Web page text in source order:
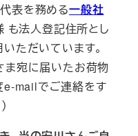
表を務める一般社
も法人登記住所とし
ただいています。
ま宛に届いたお荷物
e-mailでご連絡をす